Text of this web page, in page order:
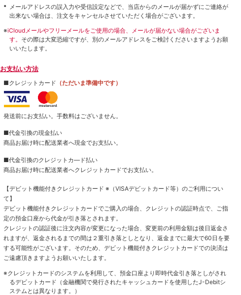
メールアドレスの誤入力や受信設定などで、当店からのメールが届かずにご連絡が
出来ない場合は、注文をキャンセルさせていただく場合がございます。
※iCloudメールやフリーメールをご使用の場合、メールが届かない場合がございま
す。 その際は大変恐縮ですが、別のメールアドレスをご検討くださいますようお願
いいたします。
お支払い方法
■クレジットカード （ただいま準備中です）
発送前にお支払い。手数料はございません。
■代金引換の現金払い
商品お届け時に配送業者へ現金でお支払い。
■代金引換のクレジットカ―ド払い
商品お届け時に配送業者へクレジットカードでお支払い。
【デビット機能付きクレジットカード ※（VISAデビットカード等） のご利用につい
て】
デビット機能付きクレジットカードでご購入の場合、クレジットの認証時点で、ご指
定の預金口座から代金が引き落とされます。
クレジットの認証後に注文内容が変更になった場合、変更前の利用金額は後日返金さ
れますが、返金されるまでの間は２重引き落としとなり、返金までに最大で60日を要
する可能性がございます。そのため、デビット機能付きクレジットカードでの決済は
ご遠慮頂きますようお願いいたします。
※クレジットカードのシステムを利用して、預金口座より即時代金引き落としがされ
るデビットカード（金融機関で発行されたキャッシュカードを使用したJ-Debitシ
ステムとは異なります。）